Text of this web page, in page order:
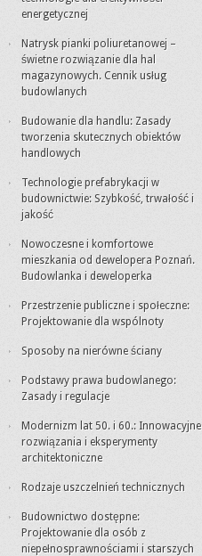
energetycznej
Natrysk pianki poliuretanowej –
świetne rozwiązanie dla hal
magazynowych. Cennik usług
budowlanych
Budowanie dla handlu: Zasady
tworzenia skutecznych obiektów
handlowych
Technologie prefabrykacji w
budownictwie: Szybkość, trwałość i
jakość
Nowoczesne i komfortowe
mieszkania od dewelopera Poznań.
Budowlanka i deweloperka
Przestrzenie publiczne i społeczne:
Projektowanie dla wspólnoty
Sposoby na nierówne ściany
Podstawy prawa budowlanego:
Zasady i regulacje
Modernizm lat 50. i 60.: Innowacyjne
rozwiązania i eksperymenty
architektoniczne
Rodzaje uszczelnień technicznych
Budownictwo dostępne:
Projektowanie dla osób z
niepełnosprawnościami i starszych